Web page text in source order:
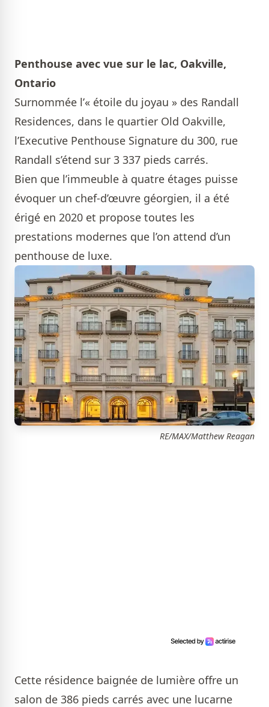
Penthouse avec vue sur le lac, Oakville,
Ontario
Surnommée l’« étoile du joyau » des Randall
Residences, dans le quartier Old Oakville,
l’Executive Penthouse Signature du 300, rue
Randall s’étend sur 3 337 pieds carrés.
Bien que l’immeuble à quatre étages puisse
évoquer un chef-d’œuvre géorgien, il a été
érigé en 2020 et propose toutes les
prestations modernes que l’on attend d’un
penthouse de luxe.
RE/MAX/Matthew Reagan
Cette résidence baignée de lumière offre un
salon de 386 pieds carrés avec une lucarne